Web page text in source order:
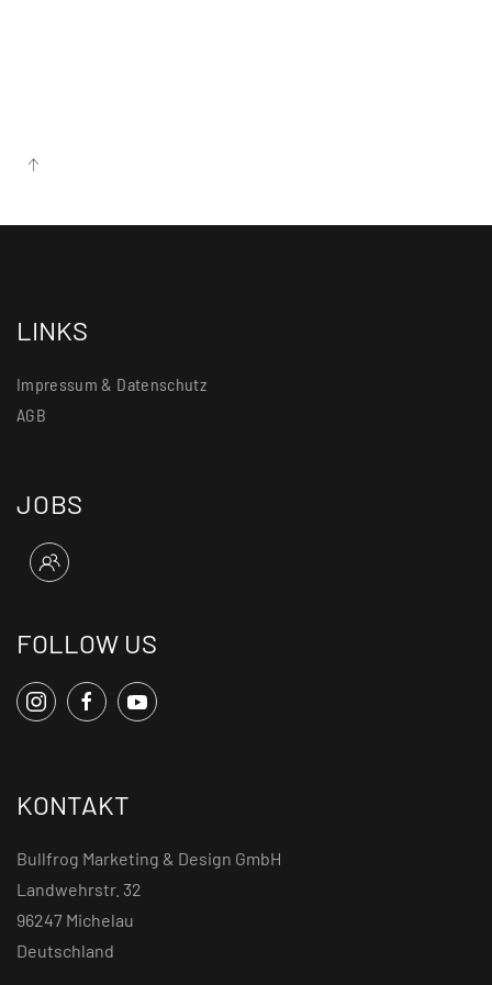
LINKS
Impressum & Datenschutz
AGB
JOBS
FOLLOW US
KONTAKT
Bullfrog Marketing & Design GmbH
Landwehrstr. 32
96247 Michelau
Deutschland